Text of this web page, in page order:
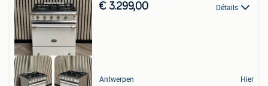
€ 3.299,00 Détails
Antwerpen Hier